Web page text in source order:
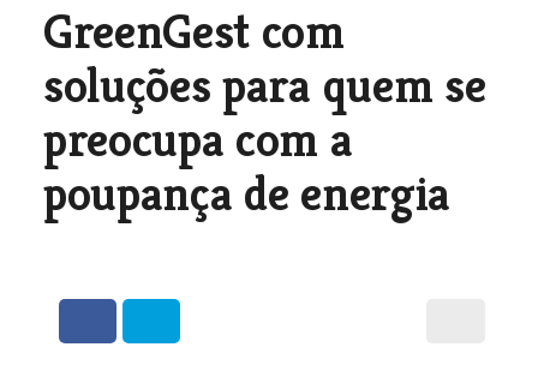
GreenGest com
soluções para quem se
preocupa com a
poupança de energia